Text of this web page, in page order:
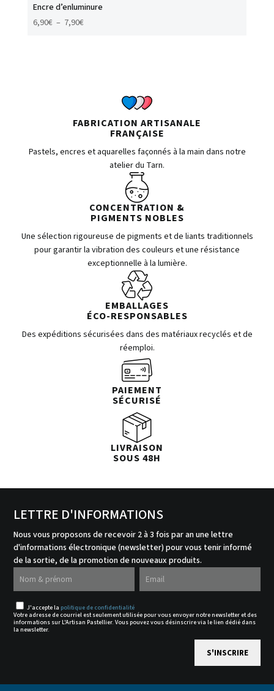
Encre d’enluminure
6,90€ – 7,90€Plage
FABRICATION ARTISANALE
FRANÇAISE
Pastels, encres et aquarelles façonnés à la main dans notre
atelier du Tarn.
CONCENTRATION &
PIGMENTS NOBLES
Une sélection rigoureuse de pigments et de liants traditionnels
pour garantir la vibration des couleurs et une résistance
exceptionnelle à la lumière.
EMBALLAGES
ÉCO-RESPONSABLES
Des expéditions sécurisées dans des matériaux recyclés et de
réemploi.
PAIEMENT
SÉCURISÉ
LIVRAISON
SOUS 48H
LETTRE D'INFORMATIONS
Nous vous proposons de recevoir 2 à 3 fois par an une lettre
d'informations électronique (newsletter) pour vous tenir informé
de la sortie, de la promotion de nouveaux produits.
J'accepte la politique de confidentialité
Votre adresse de courriel est seulement utilisée pour vous envoyer notre newsletter et des
informations sur L'Artisan Pastellier. Vous pouvez vous désinscrire via le lien dédié dans
la newsletter.